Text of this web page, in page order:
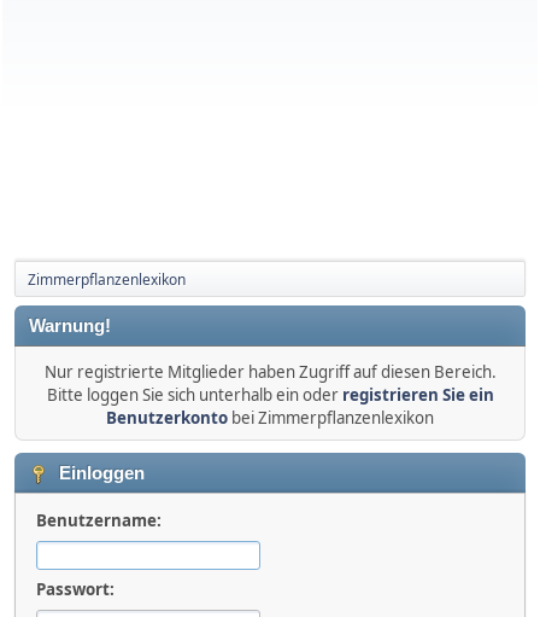
Zimmerpflanzenlexikon
Warnung!
Nur registrierte Mitglieder haben Zugriff auf diesen Bereich.
Bitte loggen Sie sich unterhalb ein oder registrieren Sie ein
Benutzerkonto bei Zimmerpflanzenlexikon
Einloggen
Benutzername:
Passwort: